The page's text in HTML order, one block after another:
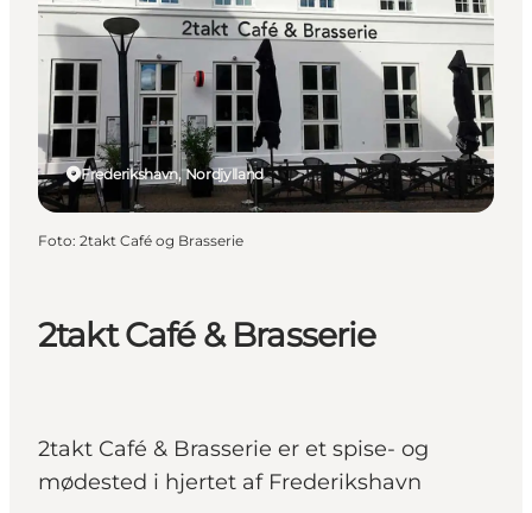
Byer og steder
Guides
Det sker
For børn
2takt Café & Brasserie
2takt Café & Brasserie er et spise- og
mødested i hjertet af Frederikshavn
Frederikshavn, Nordjylland
Foto: 2takt Café og Brasserie